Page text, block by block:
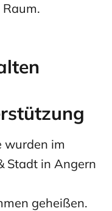
wurden im
Stadt in Angern
geheißen.